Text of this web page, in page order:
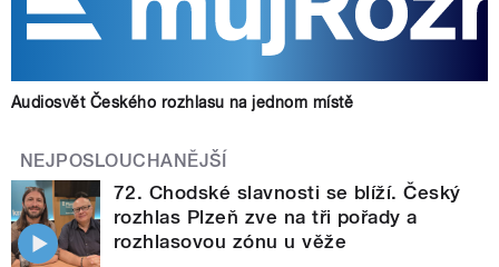
Audiosvět Českého rozhlasu na jednom místě
NEJPOSLOUCHANĚJŠÍ
72. Chodské slavnosti se blíží. Český
rozhlas Plzeň zve na tři pořady a
rozhlasovou zónu u věže